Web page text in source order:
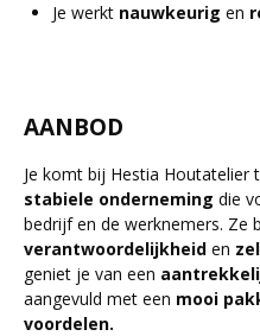
Je werkt nauwkeurig en
AANBOD
Je komt bij Hestia Houtatelier
stabiele onderneming die
bedrijf en de werknemers. Ze
verantwoordelijkheid en
geniet je van een
aangevuld met een mooi
voordelen.